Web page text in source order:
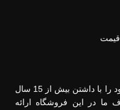
قیمت
فروشگاه موبایل پدرام فروش آنلاین حود را با داشتن بیش از 15 سال
در این فروشگاه ارائه